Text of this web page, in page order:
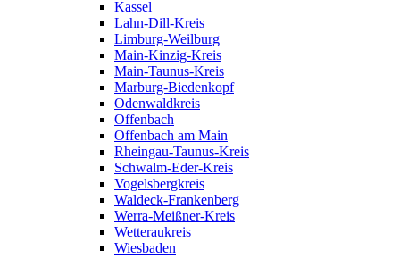
Kassel
Lahn-Dill-Kreis
Limburg-Weilburg
Main-Kinzig-Kreis
Main-Taunus-Kreis
Marburg-Biedenkopf
Odenwaldkreis
Offenbach
Offenbach am Main
Rheingau-Taunus-Kreis
Schwalm-Eder-Kreis
Vogelsbergkreis
Waldeck-Frankenberg
Werra-Meißner-Kreis
Wetteraukreis
Wiesbaden